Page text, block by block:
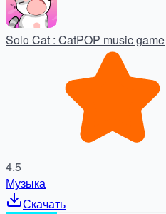
Solo Cat : CatPOP music game
4.5
Музыка
Скачать